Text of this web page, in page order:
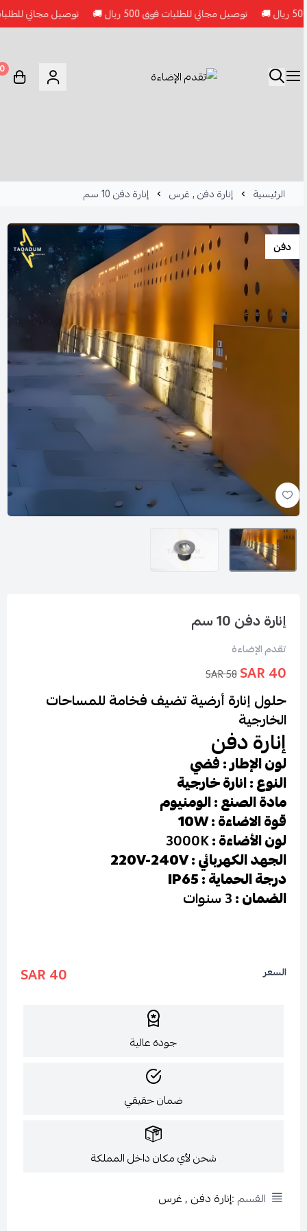
توصيل مجاني للطلبات فوق 500 ريال 🚚 توصيل مجاني للطلبات فوق 500
0
الرئيسية إنارة دفن , غرس إنارة دفن 10 سم
دفن
إنارة دفن 10 سم
تقدم الإضاءة
40 SAR
58 SAR
حلول إنارة أرضية تضيف فخامة للمساحات
الخارجية
إنارة دفن
لون الإطار : فضي
النوع : انارة خارجية
مادة الصنع : الومنيوم
قوة الاضاءة : 10W
لون الأضاءة :3000K
الجهد الكهربائي : 220V-240V
درجة الحماية : IP65
الضمان :3 سنوات
السعر 40 SAR
جودة عالية
ضمان حقيقي
شحن لأي مكان داخل المملكة
القسم : إنارة دفن , غرس